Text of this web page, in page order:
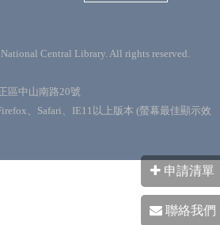
Central Library. All rights reserved.
區中山南路20號
、Safari、IE11以上版本 (螢幕最佳顯示效
申請清單
聯絡我們